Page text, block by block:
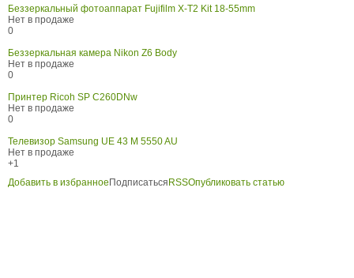
Беззеркальный фотоаппарат Fujifilm X-T2 Kit 18-55mm
Нет в продаже
0
Беззеркальная камера Nikon Z6 Body
Нет в продаже
0
Принтер Ricoh SP C260DNw
Нет в продаже
0
Телевизор Samsung UE 43 M 5550 AU
Нет в продаже
+1
Добавить в избранное Подписаться RSSОпубликовать статью